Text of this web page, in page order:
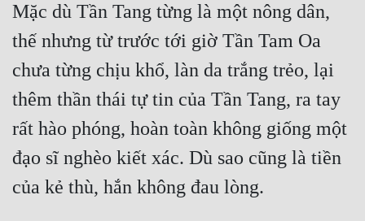
Mặc dù Tần Tang từng là một nông dân,
thế nhưng từ trước tới giờ Tần Tam Oa
chưa từng chịu khổ, làn da trắng trẻo, lại
thêm thần thái tự tin của Tần Tang, ra tay
rất hào phóng, hoàn toàn không giống một
đạo sĩ nghèo kiết xác. Dù sao cũng là tiền
của kẻ thù, hắn không đau lòng.